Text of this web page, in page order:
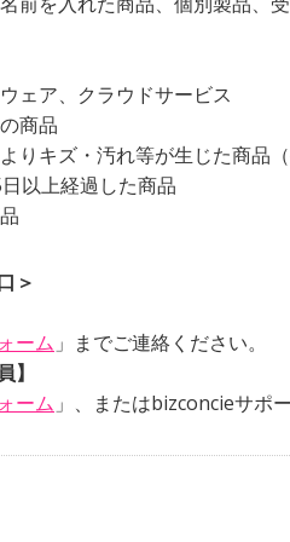
ェア、クラウドサービス
商品
キズ・汚れ等が生じた商品（
以上経過した商品
＞
ーム 」までご連絡ください。
】
ーム 」、またはbizconcieサポ